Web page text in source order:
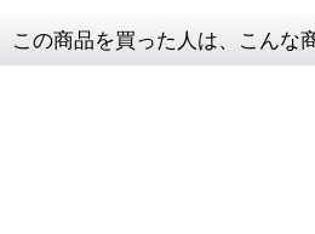
この商品を買った人は、こんな